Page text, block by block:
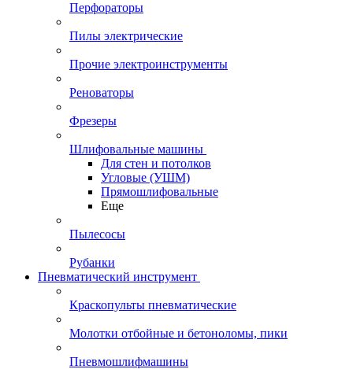
Перфораторы
Пилы электрические
Прочие электроинструменты
Реноваторы
Фрезеры
Шлифовальные машины
Для стен и потолков
Угловые (УШМ)
Прямошлифовальные
Еще
Пылесосы
Рубанки
Пневматический инструмент
Краскопульты пневматические
Молотки отбойные и бетоноломы, пики
Пневмошлифмашины